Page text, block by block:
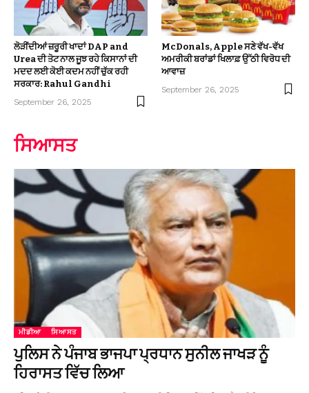
ਲੋੜੀਂਦੀਆਂ ਜ਼ਰੂਰੀ ਖਾਦਾਂ DAP and
Urea ਦੀ ਤੋਟ ਨਾਲ ਜੂਝ ਰਹੇ ਕਿਸਾਨਾਂ ਦੀ
ਮਦਦ ਲਈ ਕੋਈ ਕਦਮ ਨਹੀਂ ਚੁੱਕ ਰਹੀ
ਸਰਕਾਰ: Rahul Gandhi
September 26, 2025
McDonals, Apple ਸਣੇ ਵੱਖ-ਵੱਖ
ਅਮਰੀਕੀ ਬਰਾਂਡਾਂ ਖਿਲਾਫ਼ ਉੱਠੀ ਵਿਰੋਧ ਦੀ
ਆਵਾਜ਼
September 26, 2025
ਸਿਆਸਤ
ਮੀਡੀਆ ਸਿਆਸਤ
ਪੁਲਿਸ ਨੇ ਪੰਜਾਬ ਭਾਜਪਾ ਪ੍ਰਧਾਨ ਸੁਨੀਲ ਜਾਖੜ ਨੂੰ
ਹਿਰਾਸਤ ਵਿੱਚ ਲਿਆ